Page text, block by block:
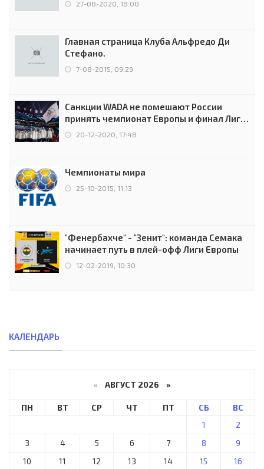
27-08-2020, 18:00
Главная страница Клуба Альфредо Ди
Стефано.
7-08-2015, 09:29
Санкции WADA не помешают России
принять чемпионат Европы и финал Лиги
чемпионов.
20-12-2020, 17:48
Чемпионаты мира
25-10-2015, 11:13
"Фенербахче" - "Зенит": команда Семака
начинает путь в плей-офф Лиги Европы
12-02-2019, 10:30
КАЛЕНДАРЬ
« АВГУСТ 2026 »
ПН ВТ СР ЧТ ПТ СБ
ВС
1
2
3
4 5 6 7 8
9
10
11 12 13 14 15
16